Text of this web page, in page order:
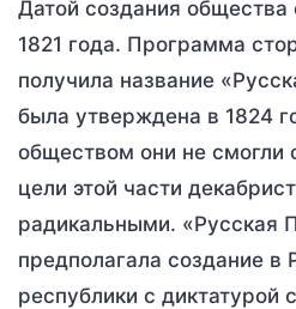
Датой создания общества
1821 года. Программа
получила название
была утверждена в 1824
обществом они не смогли
цели этой части
радикальными. «Русская
предполагала создание в
республики с